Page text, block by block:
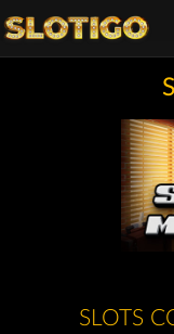
SLOTS